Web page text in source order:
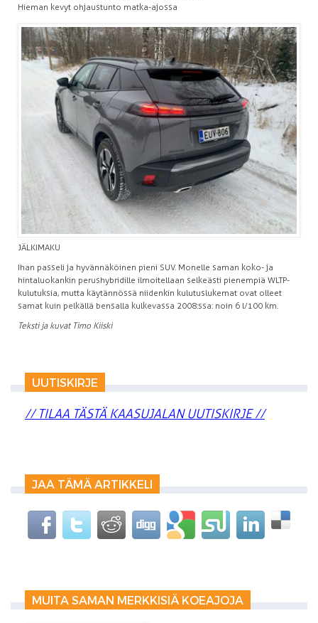
Hieman kevyt ohjaustunto matka-ajossa
JÄLKIMAKU
Ihan passeli ja hyvännäköinen pieni SUV. Monelle saman koko- ja
hintaluokankin perushybridille ilmoitellaan selkeästi pienempiä WLTP-
kulutuksia, mutta käytännössä niidenkin kulutuslukemat ovat olleet
samat kuin pelkällä bensalla kulkevassa 2008:ssa: noin 6 l/100 km.
Teksti ja kuvat Timo Kiiski
UUTISKIRJE
// TILAA TÄSTÄ KAASUJALAN UUTISKIRJE //
JAA TÄMÄ ARTIKKELI
MUITA SAMAN MERKKISIÄ KOEAJOJA